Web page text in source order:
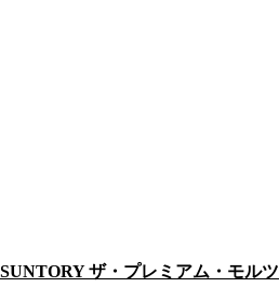
SUNTORY ザ・プレミアム・モルツ